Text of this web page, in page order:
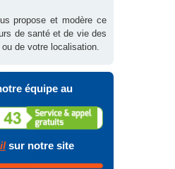
propose et modère ce
de santé et de vie des
de votre localisation.
équipe au
sur notre site